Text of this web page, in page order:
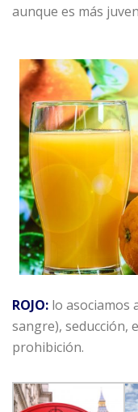
aunque es más
ROJO: lo asociamos
sangre), seducción,
prohibición.